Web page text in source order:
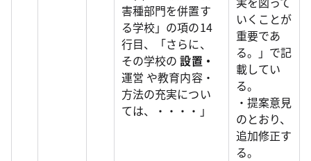
害種部門を併置す
る学校」の項の14
行目、「さらに、
その学校の設置・
運営 や教育内容・
方法の充実につい
ては、・・・・」
いくことが
重要であ
る。」で記
載してい
る。
・提案意見
のとおり、
追加修正す
る。